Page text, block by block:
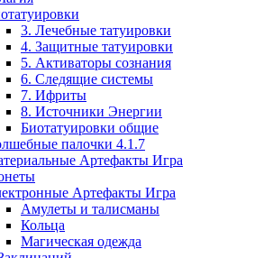
3. Лечебные татуировки
4. Защитные татуировки
5. Активаторы сознания
6. Следящие системы
7. Ифриты
8. Источники Энергии
Биотатуировки общие
палочки 4.1.7
Артефакты Игра
Артефакты Игра
Амулеты и талисманы
Кольца
Магическая одежда